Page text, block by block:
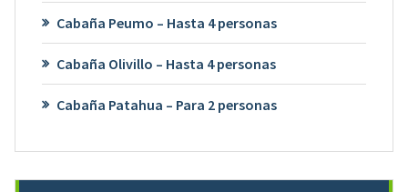
Cabaña Peumo – Hasta 4 personas
Cabaña Olivillo – Hasta 4 personas
Cabaña Patahua – Para 2 personas